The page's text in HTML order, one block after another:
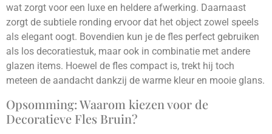
wat zorgt voor een luxe en heldere afwerking. Daarnaast
zorgt de subtiele ronding ervoor dat het object zowel speels
als elegant oogt. Bovendien kun je de fles perfect gebruiken
als los decoratiestuk, maar ook in combinatie met andere
glazen items. Hoewel de fles compact is, trekt hij toch
meteen de aandacht dankzij de warme kleur en mooie glans.
Opsomming: Waarom kiezen voor de
Decoratieve Fles Bruin?